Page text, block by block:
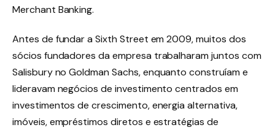
Merchant Banking.
Antes de fundar a Sixth Street em 2009, muitos dos
sócios fundadores da empresa trabalharam juntos com
Salisbury no Goldman Sachs, enquanto construíam e
lideravam negócios de investimento centrados em
investimentos de crescimento, energia alternativa,
imóveis, empréstimos diretos e estratégias de